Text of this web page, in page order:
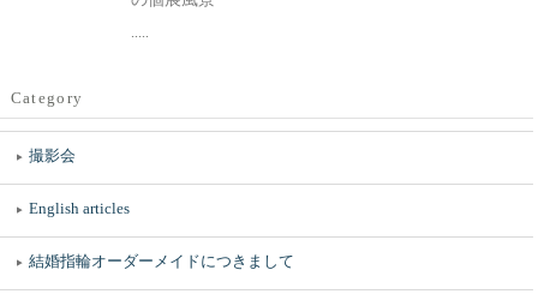
.....
Category
撮影会
English articles
結婚指輪オーダーメイドにつきまして